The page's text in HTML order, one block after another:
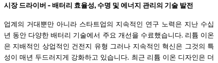
시장 드라이버 - 배터리 효율성, 수명 및 에너지 관리의 기술 발전
업계의 거대뿐만 아니라 스타트업의 지속적인 연구 노력은 지난 수십
년 동안 다양한 배터리 기술에서 주요 개선을 수료했습니다. 리튬 이온
은 지배적인 상업적인 건전지 유형 그러나 지속적인 혁신은 그것의 특
성이 매년 두드러지게 강화하고 있습니다. 최근 리튬 이온 디자인은 더